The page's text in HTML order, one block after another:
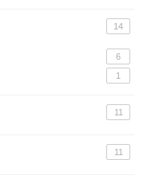
14
6
1
11
11